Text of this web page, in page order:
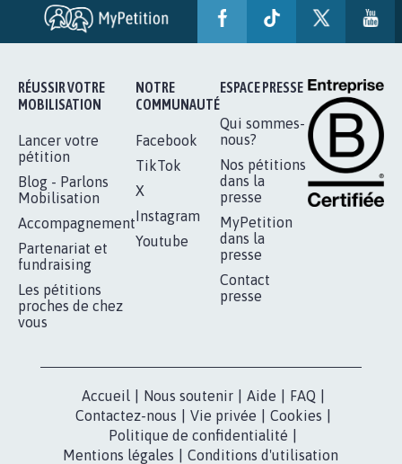
RÉUSSIR VOTRE
MOBILISATION
Lancer votre
pétition
Blog - Parlons
Mobilisation
Accompagnement
Partenariat et
fundraising
Les pétitions
proches de chez
vous
NOTRE
COMMUNAUTÉ
Facebook
TikTok
X
Instagram
Youtube
ESPACE PRESSE
Qui sommes-
nous?
Nos pétitions
dans la
presse
MyPetition
dans la
presse
Contact
presse
Accueil Nous soutenir Aide FAQ
Contactez-nous
Vie privée Cookies
Politique de confidentialité
Mentions légales
Conditions d'utilisation